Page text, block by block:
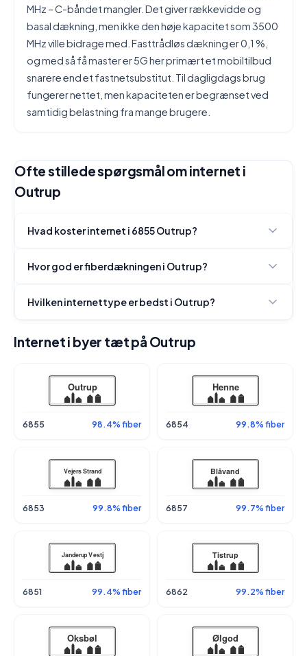
MHz – C-båndet mangler. Det giver rækkevidde og
basal dækning, men ikke den høje kapacitet som 3500
MHz ville bidrage med. Fasttrådløs dækning er 0,1 %,
og med så få master er 5G her primært et mobiltilbud
snarere end et fastnetsubstitut. Til dagligdags brug
fungerer nettet, men kapaciteten er begrænset ved
samtidig belastning fra mange brugere.
Ofte stillede spørgsmål om internet i
Outrup
Hvad koster internet i 6855 Outrup?
Hvor god er fiberdækningen i Outrup?
Hvilken internettype er bedst i Outrup?
Internet i byer tæt på Outrup
6855 98.4% fiber 6854 99.8% fiber
6853 99.8% fiber 6857 99.7% fiber
6851 99.4% fiber 6862 99.2% fiber